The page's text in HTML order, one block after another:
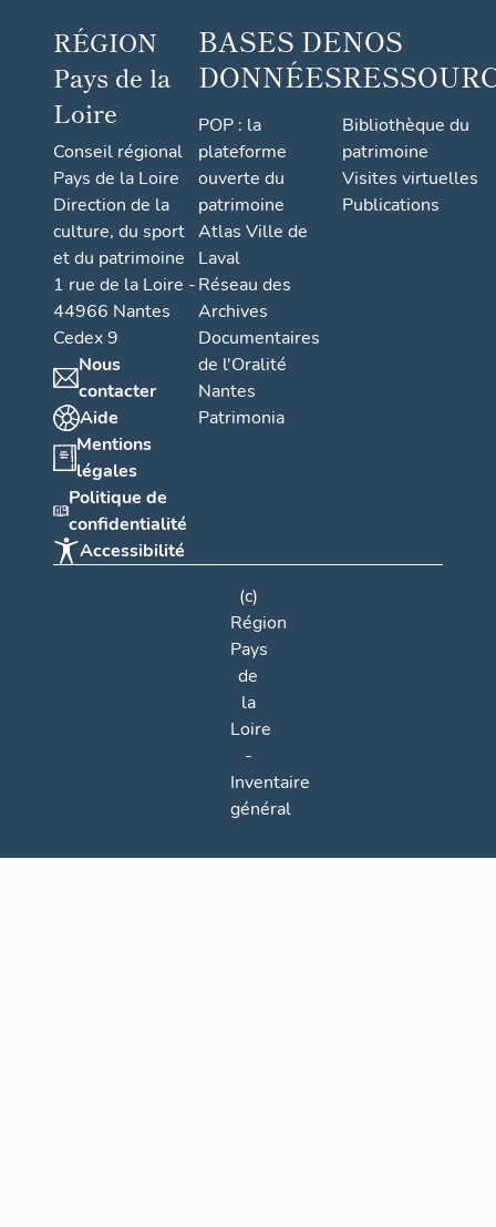
RÉGION
Pays de la
Loire
Conseil régional
Pays de la Loire
Direction de la
culture, du sport
et du patrimoine
1 rue de la Loire -
44966 Nantes
Cedex 9
Nous
contacter
Aide
Mentions
légales
Politique de
confidentialité
Accessibilité
BASES DE
DONNÉES
POP : la
plateforme
ouverte du
patrimoine
Atlas Ville de
Laval
Réseau des
Archives
Documentaires
de l'Oralité
Nantes
Patrimonia
NOS
Bibliothèque du
patrimoine
Visites virtuelles
Publications
(c)
Région
Pays
de
la
Loire
-
Inventaire
général